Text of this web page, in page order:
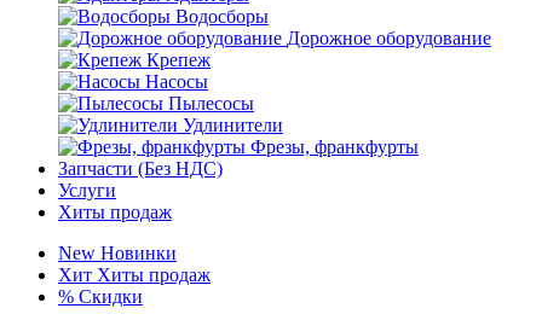
Водосборы
Дорожное оборудование
Крепеж
Насосы
Пылесосы
Удлинители
Фрезы, франкфурты
Запчасти (Без НДС)
Услуги
Хиты продаж
New Новинки
Хит Хиты продаж
% Скидки